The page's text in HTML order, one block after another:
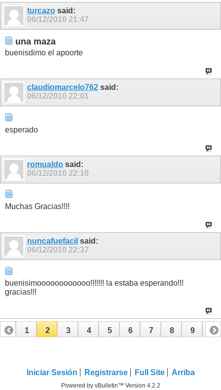
turcazo said:
06/12/2010 21:47
una maza
buenisdimo el apoorte
claudiomarcelo762 said:
06/12/2010 22:01
esperado
romualdo said:
06/12/2010 22:10
Muchas Gracias!!!!
nuncafuefacil said:
06/12/2010 22:37
buenisimoooooooooooo!!!!!!! la estaba esperando!!!
gracias!!!
1 2 3 4 5 6 7 8 9 10
Iniciar Sesión Registrarse Full Site Arriba
Powered by vBulletin™ Version 4.2.2